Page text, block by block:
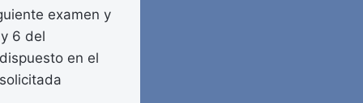
examen y
6 del
en el